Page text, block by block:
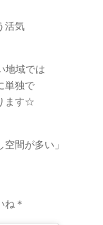
活気
地域では
単独で
ます☆
間が多い」
ね＊